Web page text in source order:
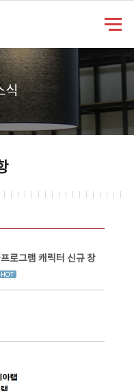
식
로그램 캐릭터 신규 창